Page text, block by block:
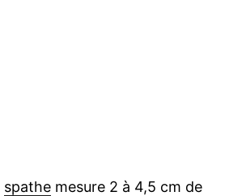
spathe mesure 2 à 4,5 cm de